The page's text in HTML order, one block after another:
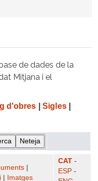
de dades de la
Mitjana i el
d'obres Sigles|
Imatges
CAT -
ESP -